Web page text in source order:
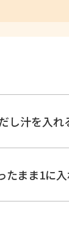
汁を入れ
まま1に入